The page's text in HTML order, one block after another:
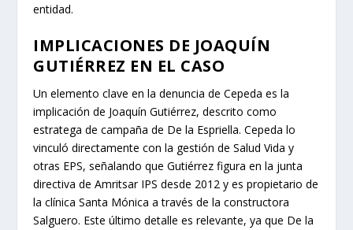
entidad.
IMPLICACIONES DE JOAQUÍN
GUTIÉRREZ EN EL CASO
Un elemento clave en la denuncia de Cepeda es la
implicación de Joaquín Gutiérrez, descrito como
estratega de campaña de De la Espriella. Cepeda lo
vinculó directamente con la gestión de Salud Vida y
otras EPS, señalando que Gutiérrez figura en la junta
directiva de Amritsar IPS desde 2012 y es propietario de
la clínica Santa Mónica a través de la constructora
Salguero. Este último detalle es relevante, ya que De la